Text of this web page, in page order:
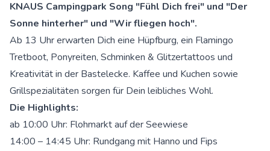
KNAUS Campingpark Song "Fühl Dich frei" und "Der
Sonne hinterher" und "Wir fliegen hoch".
Ab 13 Uhr erwarten Dich eine Hüpfburg, ein Flamingo
Tretboot, Ponyreiten, Schminken & Glitzertattoos und
Kreativität in der Bastelecke. Kaffee und Kuchen sowie
Grillspezialitäten sorgen für Dein leibliches Wohl.
Die Highlights:
ab 10:00 Uhr: Flohmarkt auf der Seewiese
14:00 – 14:45 Uhr: Rundgang mit Hanno und Fips